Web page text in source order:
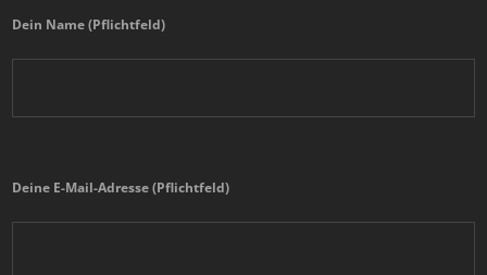
Dein Name (Pflichtfeld)
Deine E-Mail-Adresse (Pflichtfeld)